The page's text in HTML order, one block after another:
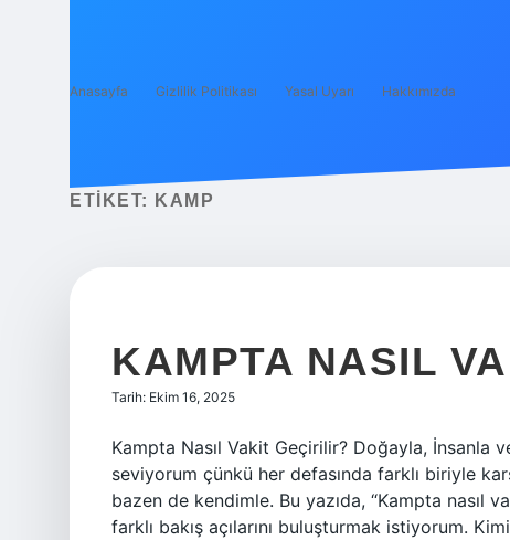
Anasayfa Gizlilik Politikası Yasal Uyarı Hakkımızda
ETIKET: KAMP
KAMPTA NASIL
Tarih: Ekim 16, 2025
Kampta Nasıl Vakit Geçirilir? Doğayla, İnsanla
seviyorum çünkü her defasında farklı biriyle
bazen de kendimle. Bu yazıda, “Kampta nasıl
farklı bakış açılarını buluşturmak istiyorum.